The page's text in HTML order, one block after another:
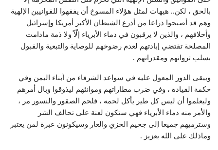
بالحق ، لكن.. هيهات لمثل هؤلاء المسوخ أن يفقهوا للقوانيين الإلهية
وهم قد أصبحوا ذراعا من أذرع الشيطان الأكبر أمريكا وإسرائيل
وأحلافهم ، والذين لا يرقبون في دماء الأبرياء إلّاً ولا ذمة مادامت
المصلحة تقتضي إبادتهم لعدم رضوخهم للوصاية والتبعية والقبول
بسلب ثرواتهم ومقدراتهم .
ويبقى الدور المعول عليه في سواعد الشرفاء من أبناء اليمن وفي
حكمة القيادة ، وفي ضرب مطاراتهم وموانئهم ليذوقوا وبال أمرهم
وليعلموا أن ليس كل طير يأكل لحمه ، فلحم الصقور والنسور مر ،
والأمر منه دماء الأبرياء فهي ستكون لعنة على تحالف الشر
وسترميهم جميعا إلى جحيم الخزي والعار وسيكونون عبرة لمن يعتبر
وماذلك على الله بعزيز .